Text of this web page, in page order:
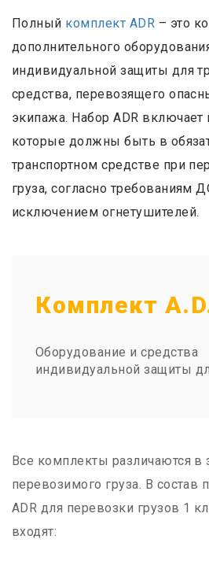
Полный комплект ADR – это
дополнительного
индивидуальной защиты для
средства, перевозящего
экипажа. Набор ADR
которые должны быть в
транспортном средстве при
груза, согласно требованиям
исключением огнетушителей.
Комплект
Оборудование и средства
индивидуальной защиты
Все комплекты различаются в
перевозимого груза. В состав
ADR для перевозки грузов 1
входят: